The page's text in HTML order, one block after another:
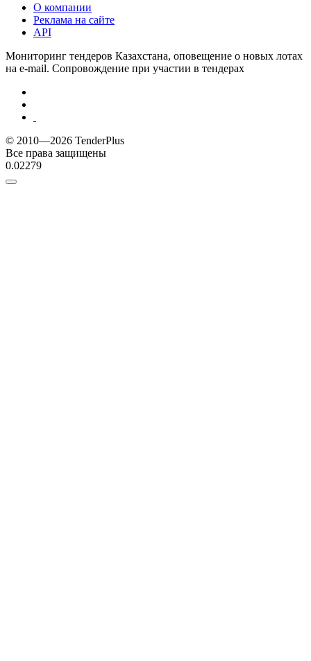
О компании
Реклама на сайте
API
Мониторинг тендеров Казахстана, оповещение о новых лотах
на e-mail. Сопровождение при участии в тендерах
© 2010—2026 TenderPlus
Все права защищены
0.02279